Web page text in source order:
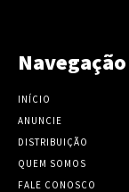
Navegação
INÍCIO
ANUNCIE
DISTRIBUIÇÃO
QUEM SOMOS
FALE CONOSCO